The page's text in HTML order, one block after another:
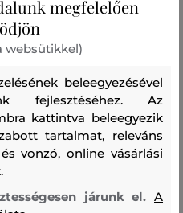
Karl Lagerfeld
[A]
DERÉK
CSÍPŐ
megfelelően
websütikkel)
beleegyezésével
fejlesztéséhez. Az
kattintva beleegyezik
tartalmat, releváns
vonzó, online vásárlási
járunk el.A